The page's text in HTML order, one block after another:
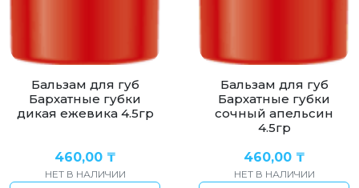
Бальзам для губ
Бархатные губки
дикая ежевика 4.5гр
460,00 ₸
НЕТ В НАЛИЧИИ
Бальзам для губ
Бархатные губки
сочный апельсин
4.5гр
460,00 ₸
НЕТ В НАЛИЧИИ